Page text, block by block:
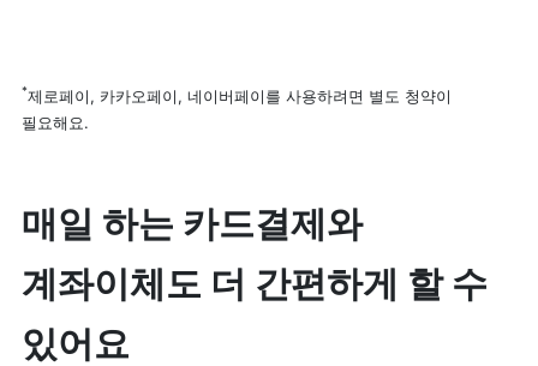
*제로페이, 카카오페이, 네이버페이를 사용하려면 별도 청약이
필요해요.
매일 하는 카드결제와
계좌이체도 더 간편하게 할 수
있어요